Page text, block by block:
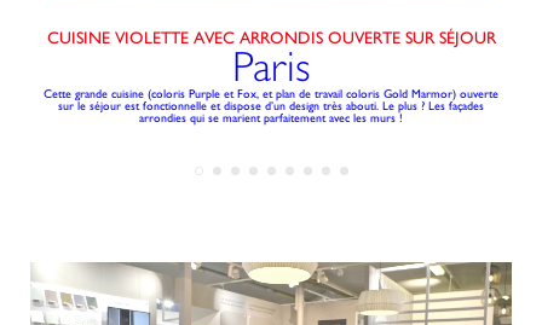
CUISINE VIOLETTE AVEC ARRONDIS OUVERTE SUR SÉJOUR
Paris
Cette grande cuisine (coloris Purple et Fox, et plan de travail coloris Gold Marmor) ouverte
sur le séjour est fonctionnelle et dispose d’un design très abouti. Le plus ? Les façades
arrondies qui se marient parfaitement avec les murs !